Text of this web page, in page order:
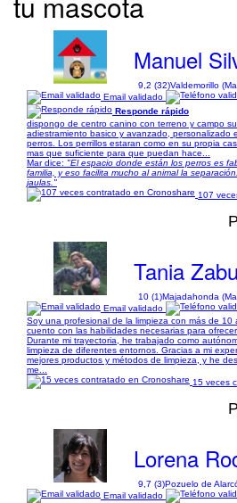
Manuel
9,2 (32)Valdemorillo
Email validado
Responde rápido
dispongo de centro canino con terreno y campo
adiestramiento basico y avanzado, personalizado
perros. Los perrillos estaran como en su propia
mas que suficiente para que puedan hace...
Mar dice: "El espacio donde están los perros es
familia, y eso facilita mucho al animal la
jaulas."
107
Tania
10 (1)Majadahonda
Email validado
Soy una profesional de la limpieza con más de 10
cuento con las habilidades necesarias para
Durante mi trayectoria, he trabajado como
limpieza de diferentes entornos. Gracias a mi
mejores productos y métodos de limpieza, y he
me...
15 veces
Lorena
9,7 (3)Pozuelo de
Email validado